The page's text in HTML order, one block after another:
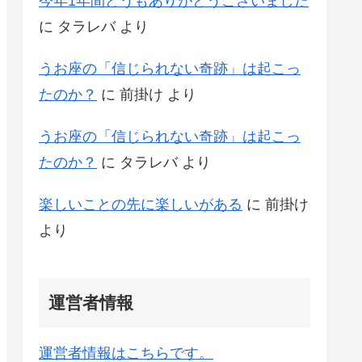
に タラレバより
うお座の「信じられない奇跡」は起こっ
たのか？ に 前掛け より
うお座の「信じられない奇跡」は起こっ
たのか？ に タラレバより
楽しいことの先に楽しいがある に 前掛け
より
運営者情報
運営者情報はこちらです。